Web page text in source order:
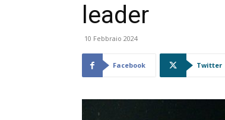
leader
10 Febbraio 2024
Facebook Twitter